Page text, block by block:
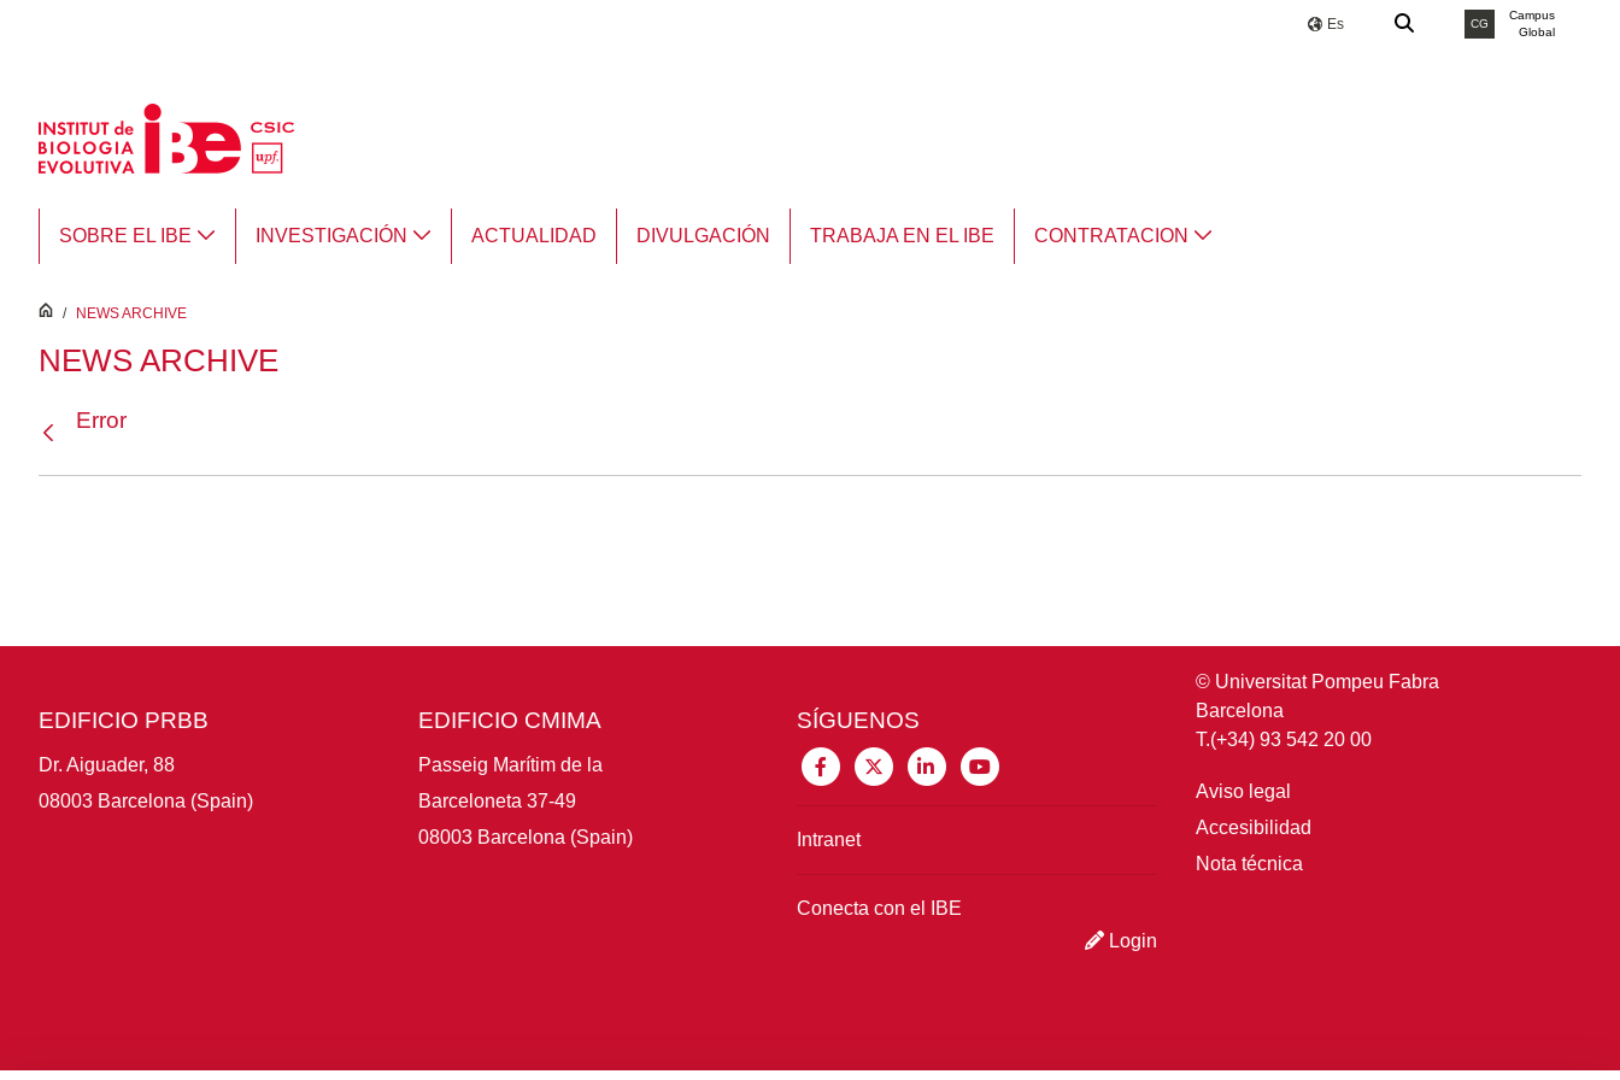
Es CG
Campus
Global
SOBRE EL IBE INVESTIGACIÓN ACTUALIDAD DIVULGACIÓN TRABAJA EN EL IBE CONTRATACION
inici
/ NEWS ARCHIVE
NEWS ARCHIVE
Error
EDIFICIO PRBB
Dr. Aiguader, 88
08003 Barcelona (Spain)
EDIFICIO CMIMA
Passeig Marítim de la
Barceloneta 37-49
08003 Barcelona (Spain)
SÍGUENOS
Intranet
Conecta con el IBE
Login
© Universitat Pompeu Fabra
Barcelona
T.(+34) 93 542 20 00
Aviso legal
Accesibilidad
Nota técnica